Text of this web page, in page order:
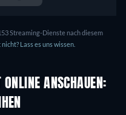
Streaming-Dienste nach diesem
Lass es uns wissen.
ONLINE ANSCHAUEN: